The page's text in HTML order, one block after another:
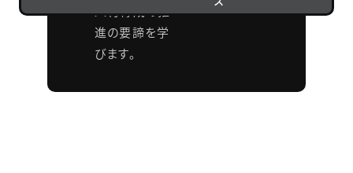
人材育成の推
進の要諦を学
びます。